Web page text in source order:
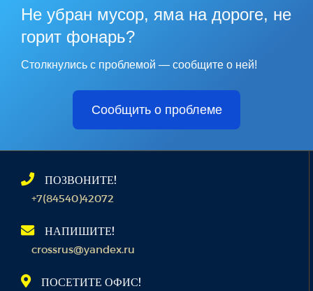
Не убран мусор, яма на дороге, не
горит фонарь?
Столкнулись с проблемой — сообщите о ней!
Сообщить о проблеме
ПОЗВОНИТЕ!
+7(84540)42072
НАПИШИТЕ!
crossrus@yandex.ru
ПОСЕТИТЕ ОФИС!